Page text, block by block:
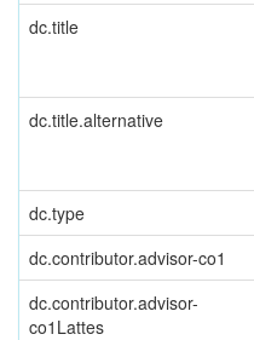
dc.title
dc.title.alternative
dc.type
dc.contributor.advisor-co1
dc.contributor.advisor-
co1Lattes